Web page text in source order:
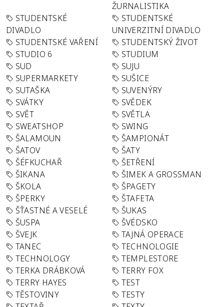
ŽURNALISTIKA
STUDENTSKÉ
DIVADLO
STUDENTSKÉ
UNIVERZITNÍ DIVADLO
STUDENTSKÉ VAŘENÍ
STUDENTSKÝ ŽIVOT
STUDIO 6
STUDIUM
SUD
SUJU
SUPERMARKETY
SUŠICE
SUTAŠKA
SUVENÝRY
SVÁTKY
SVĚDEK
SVĚT
SVĚTLA
SWEATSHOP
SWING
ŠALAMOUN
ŠAMPIONÁT
ŠATOV
ŠATY
ŠÉFKUCHAŘ
ŠETŘENÍ
ŠIKANA
ŠIMEK A GROSSMAN
ŠKOLA
ŠPAGETY
ŠPERKY
ŠTAFETA
ŠŤASTNÉ A VESELÉ
ŠUKAS
ŠUSPA
ŠVÉDSKO
ŠVEJK
TAJNÁ OPERACE
TANEC
TECHNOLOGIE
TECHNOLOGY
TEMPLESTORE
TERKA DRÁBKOVÁ
TERRY FOX
TERRY HAYES
TEST
TĚSTOVINY
TESTY